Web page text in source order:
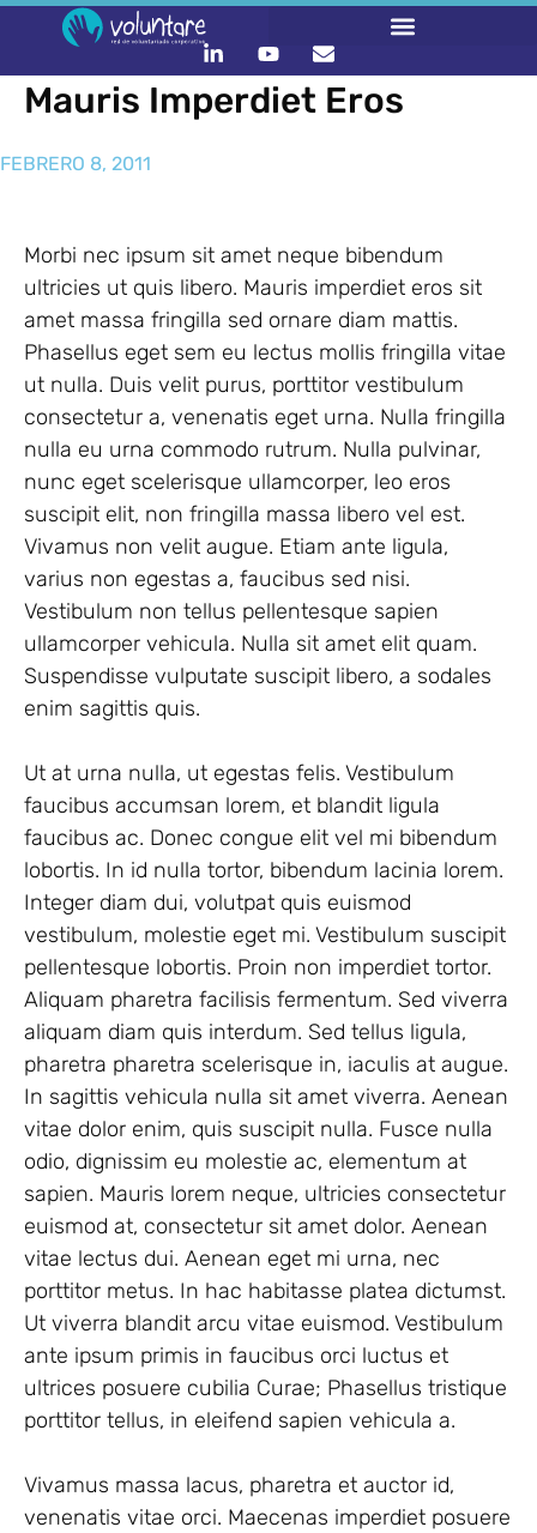
Mauris Imperdiet Eros
FEBRERO 8, 2011
Morbi nec ipsum sit amet neque bibendum
ultricies ut quis libero. Mauris imperdiet eros sit
amet massa fringilla sed ornare diam mattis.
Phasellus eget sem eu lectus mollis fringilla vitae
ut nulla. Duis velit purus, porttitor vestibulum
consectetur a, venenatis eget urna. Nulla fringilla
nulla eu urna commodo rutrum. Nulla pulvinar,
nunc eget scelerisque ullamcorper, leo eros
suscipit elit, non fringilla massa libero vel est.
Vivamus non velit augue. Etiam ante ligula,
varius non egestas a, faucibus sed nisi.
Vestibulum non tellus pellentesque sapien
ullamcorper vehicula. Nulla sit amet elit quam.
Suspendisse vulputate suscipit libero, a sodales
enim sagittis quis.
Ut at urna nulla, ut egestas felis. Vestibulum
faucibus accumsan lorem, et blandit ligula
faucibus ac. Donec congue elit vel mi bibendum
lobortis. In id nulla tortor, bibendum lacinia lorem.
Integer diam dui, volutpat quis euismod
vestibulum, molestie eget mi. Vestibulum suscipit
pellentesque lobortis. Proin non imperdiet tortor.
Aliquam pharetra facilisis fermentum. Sed viverra
aliquam diam quis interdum. Sed tellus ligula,
pharetra pharetra scelerisque in, iaculis at augue.
In sagittis vehicula nulla sit amet viverra. Aenean
vitae dolor enim, quis suscipit nulla. Fusce nulla
odio, dignissim eu molestie ac, elementum at
sapien. Mauris lorem neque, ultricies consectetur
euismod at, consectetur sit amet dolor. Aenean
vitae lectus dui. Aenean eget mi urna, nec
porttitor metus. In hac habitasse platea dictumst.
Ut viverra blandit arcu vitae euismod. Vestibulum
ante ipsum primis in faucibus orci luctus et
ultrices posuere cubilia Curae; Phasellus tristique
porttitor tellus, in eleifend sapien vehicula a.
Vivamus massa lacus, pharetra et auctor id,
venenatis vitae orci. Maecenas imperdiet posuere